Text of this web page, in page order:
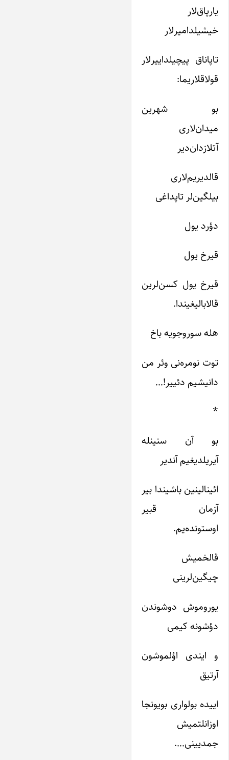
یارپاق‌لار
خیشیلدامیرلار
تاپاناق پیچیلداییرلار
قولاقلاریما:
بو شهرین
میدان‌لاری
آتلازدان‌دیر
قالدیریم‌لاری
بیلگین‌لر تاپداغی
دؤرد یول
قیرخ یول
قیرخ یول کسن‌لرین
قالابالیغیندا.
هله سوروجویه باخ
توت نومره‌نی وئر من
دانیشیم دئییر!…
*
بو آن سنینله
آیریلدیغیم آندیر
ائینالینین باشیندا بیر
آزمان قبیر
اوستونده‌یم.
قالخمیش
چیگین‌لرینی
یوروموش دوشوندن
دؤشونه کیمی
و ایندی اؤلموشون
آرتیق
اییده بولواری بویونجا
اوزانلتمیش
جمدیینی….